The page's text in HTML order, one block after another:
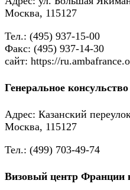
Москва, 115127
Тел.: (495) 937-15-00
Факс: (495) 937-14-30
сайт: https://
Генеральное
Адрес: Казанский
Москва, 115127
Тел.: (499) 703-49-74
Визовый центр Франции